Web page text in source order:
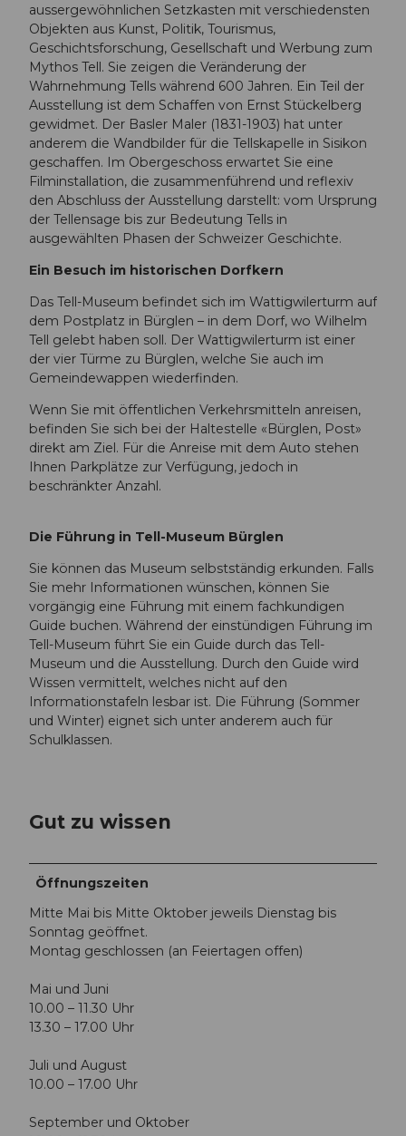
aussergewöhnlichen Setzkasten mit verschiedensten
Objekten aus Kunst, Politik, Tourismus,
Geschichtsforschung, Gesellschaft und Werbung zum
Mythos Tell. Sie zeigen die Veränderung der
Wahrnehmung Tells während 600 Jahren. Ein Teil der
Ausstellung ist dem Schaffen von Ernst Stückelberg
gewidmet. Der Basler Maler (1831-1903) hat unter
anderem die Wandbilder für die Tellskapelle in Sisikon
geschaffen. Im Obergeschoss erwartet Sie eine
Filminstallation, die zusammenführend und reflexiv
den Abschluss der Ausstellung darstellt: vom Ursprung
der Tellensage bis zur Bedeutung Tells in
ausgewählten Phasen der Schweizer Geschichte.
Ein Besuch im historischen Dorfkern
Das Tell-Museum befindet sich im Wattigwilerturm auf
dem Postplatz in Bürglen – in dem Dorf, wo Wilhelm
Tell gelebt haben soll. Der Wattigwilerturm ist einer
der vier Türme zu Bürglen, welche Sie auch im
Gemeindewappen wiederfinden.
Wenn Sie mit öffentlichen Verkehrsmitteln anreisen,
befinden Sie sich bei der Haltestelle «Bürglen, Post»
direkt am Ziel. Für die Anreise mit dem Auto stehen
Ihnen Parkplätze zur Verfügung, jedoch in
beschränkter Anzahl.
Die Führung in Tell-Museum Bürglen
Sie können das Museum selbstständig erkunden. Falls
Sie mehr Informationen wünschen, können Sie
vorgängig eine Führung mit einem fachkundigen
Guide buchen. Während der einstündigen Führung im
Tell-Museum führt Sie ein Guide durch das Tell-
Museum und die Ausstellung. Durch den Guide wird
Wissen vermittelt, welches nicht auf den
Informationstafeln lesbar ist. Die Führung (Sommer
und Winter) eignet sich unter anderem auch für
Schulklassen.
Gut zu wissen
Öffnungszeiten
Mitte Mai bis Mitte Oktober jeweils Dienstag bis
Sonntag geöffnet.
Montag geschlossen (an Feiertagen offen)
Mai und Juni
10.00 – 11.30 Uhr
13.30 – 17.00 Uhr
Juli und August
10.00 – 17.00 Uhr
September und Oktober